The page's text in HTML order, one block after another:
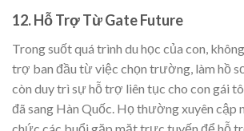
12. Hỗ Trợ Từ Gate Future
Trong suốt quá trình du học của con,
trợ ban đầu từ việc chọn trường, làm hồ
còn duy trì sự hỗ trợ liên tục cho con gái
đã sang Hàn Quốc. Họ thường xuyên cập